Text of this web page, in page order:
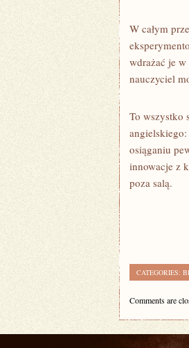
W całym
wdrażać je
nauczyciel
To wszystko
osiąganiu
innowacje z
poza salą.
CATEGORIES:
Comments are